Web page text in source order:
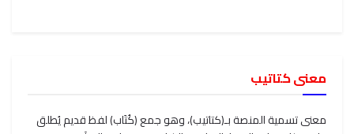
معنى كتاتيب
معنى تسمية المنصة بـ(كتاتيب)، وهو جمع (كُتَاب) لفظ قديم يُطلق